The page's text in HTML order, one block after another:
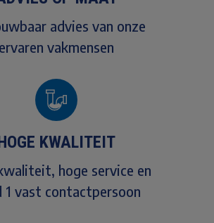
advies van onze
ervaren vakmensen
KWALITEIT
hoge service en
1 vast contactpersoon